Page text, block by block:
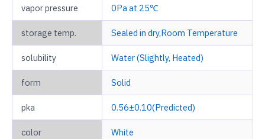
vapor pressure 0Pa at 25℃
storage temp. Sealed in dry,Room Temperature
solubility Water (Slightly, Heated)
form Solid
pka 0.56±0.10(Predicted)
color White